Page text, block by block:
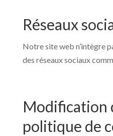
Réseaux
Notre site web n’intègre
des réseaux sociaux
Modification
politique de